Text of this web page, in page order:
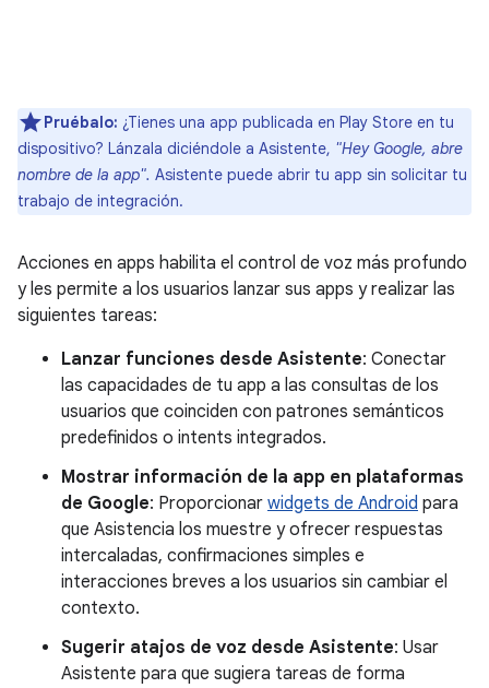
Pruébalo: ¿Tienes una app publicada en Play Store en tu
dispositivo? Lánzala diciéndole a Asistente, "Hey Google, abre
nombre de la app". Asistente puede abrir tu app sin solicitar tu
trabajo de integración.
Acciones en apps habilita el control de voz más profundo
y les permite a los usuarios lanzar sus apps y realizar las
siguientes tareas:
Lanzar funciones desde Asistente: Conectar
las capacidades de tu app a las consultas de los
usuarios que coinciden con patrones semánticos
predefinidos o intents integrados.
Mostrar información de la app en plataformas
de Google: Proporcionar widgets de Android para
que Asistencia los muestre y ofrecer respuestas
intercaladas, confirmaciones simples e
interacciones breves a los usuarios sin cambiar el
contexto.
Sugerir atajos de voz desde Asistente: Usar
Asistente para que sugiera tareas de forma